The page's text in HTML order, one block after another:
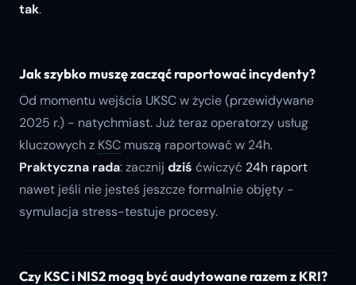
tak.
Jak szybko muszę zacząć raportować incydenty?
Od momentu wejścia UKSC w życie (przewidywane
2025 r.) - natychmiast. Już teraz operatorzy usług
kluczowych z KSC muszą raportować w 24h.
Praktyczna rada: zacznij dziś ćwiczyć 24h raport
nawet jeśli nie jesteś jeszcze formalnie objęty -
symulacja stress-testuje procesy.
CzyKSCiNIS2mogą być audytowane razem zKRI?